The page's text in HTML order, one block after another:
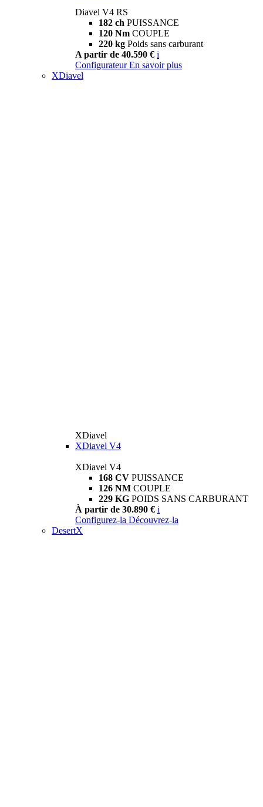
Diavel V4 RS
182 ch PUISSANCE
120 Nm COUPLE
220 kg Poids sans carburant
A partir de 40.590 € i
Configurateur En savoir plus
XDiavel
XDiavel
XDiavel V4
XDiavel V4
168 CV PUISSANCE
126 NM COUPLE
229 KG POIDS SANS CARBURANT
À partir de 30.890 € i
Configurez-la Découvrez-la
DesertX